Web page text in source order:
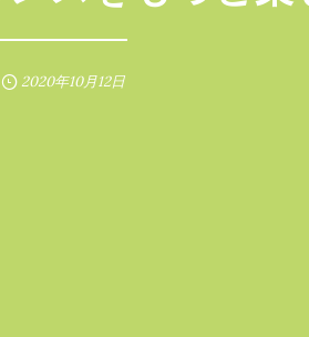
2020年10月12日